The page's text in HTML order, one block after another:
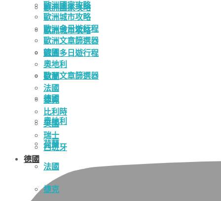
歐洲國家攻略
歐洲城市攻略
歐洲多日遊行程
歐洲文章篩選器
德國
奧地利
荷蘭
法國
捷克
歐洲國家攻略
歐洲城市攻略
歐洲多日遊行程
歐洲文章篩選器
德國
奧地利
荷蘭
法國
捷克
比利時
英國
瑞士
西班牙
德國